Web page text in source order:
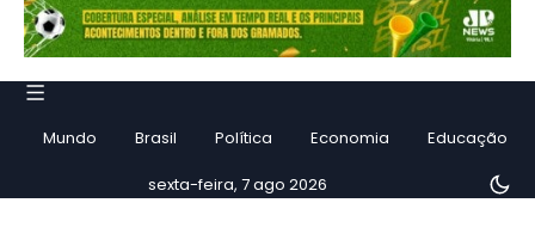
Mundo Brasil Política Economia Educação
sexta-feira, 7 ago 2026